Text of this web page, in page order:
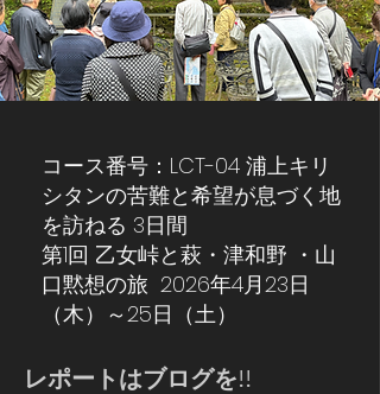
コース番号：LCT-04 浦上キリ
シタンの苦難と希望が息づく地
を訪ねる 3日間
第1回 乙女峠と萩・津和野 ・山
口黙想の旅 2026年4月23日
（木）～25日（土）
​レポートはブログを!!